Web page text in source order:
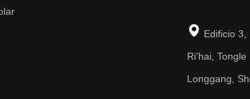
Edificio
Ri'hai,
Longgang,